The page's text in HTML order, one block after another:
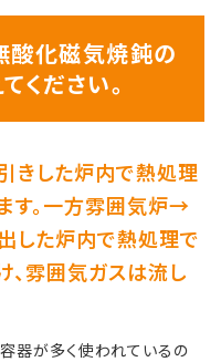
酸化磁気焼鈍の
ください。
きした炉内で熱処理
す。一方雰囲気炉→
した炉内で熱処理で
、雰囲気ガスは流し
器が多く使われているの